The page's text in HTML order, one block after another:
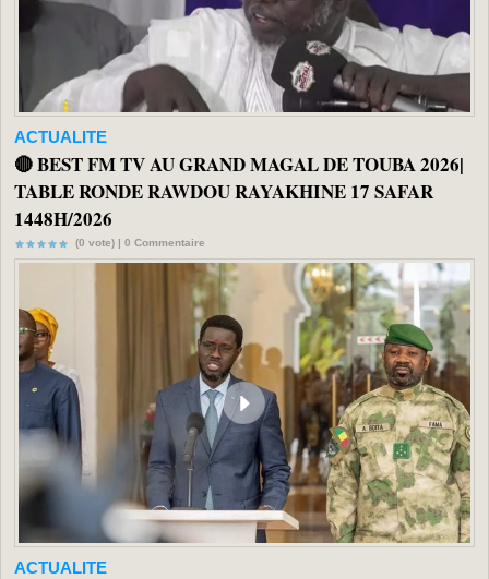
ACTUALITE
🔴 BEST FM TV AU GRAND MAGAL DE TOUBA 2026|
TABLE RONDE RAWDOU RAYAKHINE 17 SAFAR
1448H/2026
(0 vote) | 0 Commentaire
ACTUALITE